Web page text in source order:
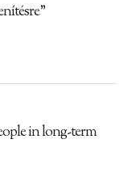
in long-term